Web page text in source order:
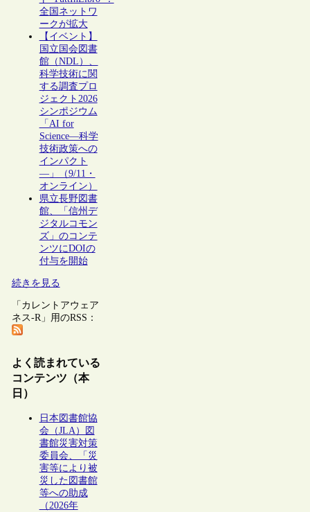
全国ネットワ
ークが拡大
【イベント】
国立国会図書
館（NDL）、
科学技術に関
する調査プロ
ジェクト2026
シンポジウム
「AI for
Science―科学
技術政策への
インパクト
―」（9/11・
オンライン）
県立長野図書
館、「信州デ
ジタルコモン
ズ」のコンテ
ンツにDOIの
付与を開始
続きを見る
「カレントアウェア
ネス-R」用のRSS：
よく読まれている
コンテンツ（本
日）
日本図書館協
会（JLA）図
書館災害対策
委員会、「災
害等により被
災した図書館
等への助成
（2026年